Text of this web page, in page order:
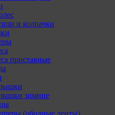
и колпачки
приставные
зимние
(ободные ленты)